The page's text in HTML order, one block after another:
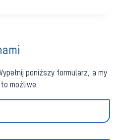
poniższy formularz, a my
możliwe.